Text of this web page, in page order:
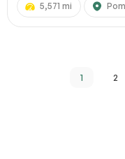
5,571 mi
1 2